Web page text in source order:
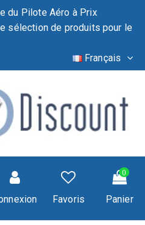
du Pilote Aéro à Prix
sélection de produits pour le
Français
Favoris
0
Panier